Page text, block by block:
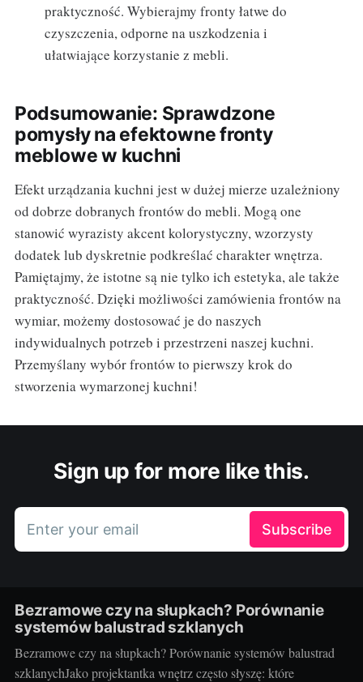
praktyczność. Wybierajmy fronty łatwe do
czyszczenia, odporne na uszkodzenia i
ułatwiające korzystanie z mebli.
Podsumowanie: Sprawdzone
pomysły na efektowne fronty
meblowe w kuchni
Efekt urządzania kuchni jest w dużej mierze uzależniony
od dobrze dobranych frontów do mebli. Mogą one
stanowić wyrazisty akcent kolorystyczny, wzorzysty
dodatek lub dyskretnie podkreślać charakter wnętrza.
Pamiętajmy, że istotne są nie tylko ich estetyka, ale także
praktyczność. Dzięki możliwości zamówienia frontów na
wymiar, możemy dostosować je do naszych
indywidualnych potrzeb i przestrzeni naszej kuchni.
Przemyślany wybór frontów to pierwszy krok do
stworzenia wymarzonej kuchni!
Sign up for more like this.
Enter your email Subscribe
Bezramowe czy na słupkach? Porównanie
systemów balustrad szklanych
Bezramowe czy na słupkach? Porównanie systemów balustrad
szklanychJako projektantka wnętrz często słyszę: które